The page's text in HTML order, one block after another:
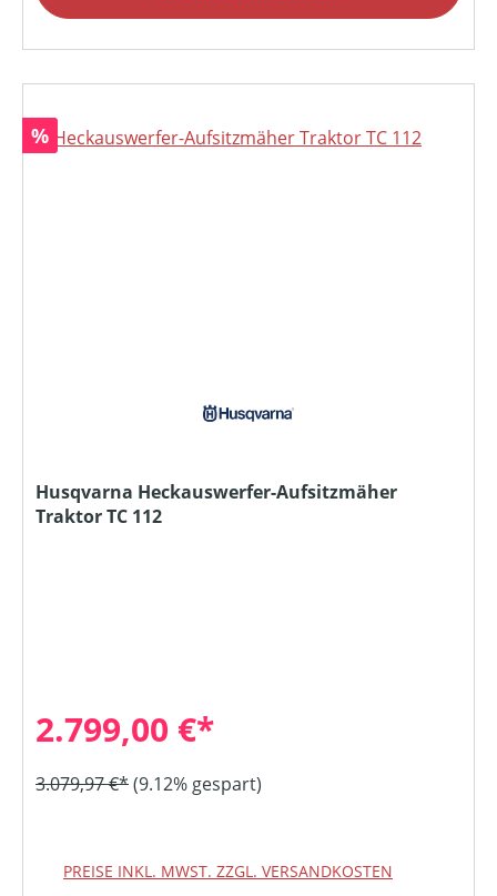
Rabatt
%
Husqvarna Heckauswerfer-Aufsitzmäher
Traktor TC 112
2.799,00 €*
3.079,97 €*(9.12% gespart)
PREISE INKL. MWST. ZZGL. VERSANDKOSTEN